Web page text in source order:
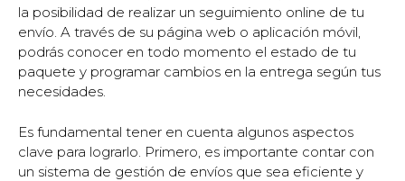
la posibilidad de realizar un seguimiento online de tu
envío. A través de su página web o aplicación móvil,
podrás conocer en todo momento el estado de tu
paquete y programar cambios en la entrega según tus
necesidades.
Es fundamental tener en cuenta algunos aspectos
clave para lograrlo. Primero, es importante contar con
un sistema de gestión de envíos que sea eficiente y